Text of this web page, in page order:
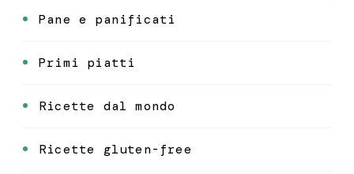
Pane e panificati
Primi piatti
Ricette dal mondo
Ricette gluten-free